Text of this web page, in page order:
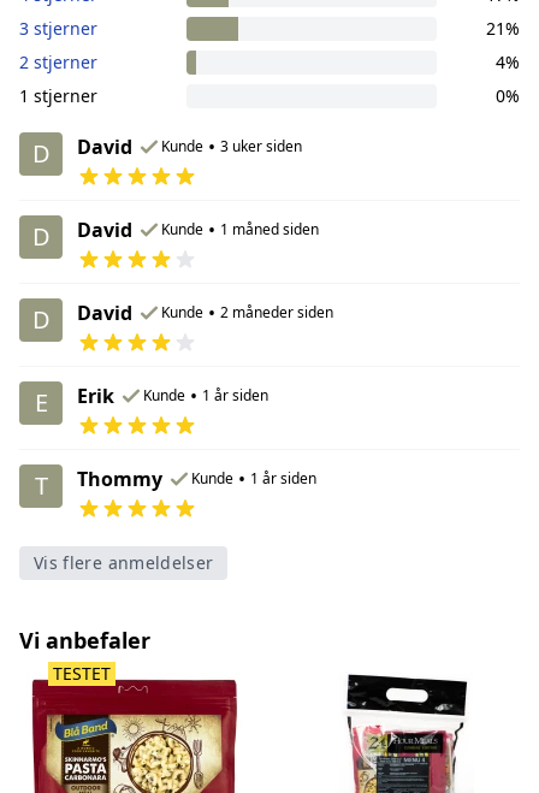
3 stjerner
21%
2 stjerner
4%
1 stjerner
0%
D David Kunde • 3 uker siden
D David Kunde • 1 måned siden
D David Kunde • 2 måneder siden
E Erik Kunde • 1 år siden
T Thommy Kunde • 1 år siden
Vis flere anmeldelser
Vi anbefaler
TESTET